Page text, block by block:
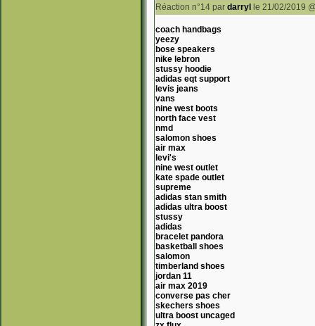
Réaction n°14 par darryl le 21/02/2019
coach handbags
yeezy
bose speakers
nike lebron
stussy hoodie
adidas eqt support
levis jeans
vans
nine west boots
north face vest
nmd
salomon shoes
air max
levi's
nine west outlet
kate spade outlet
supreme
adidas stan smith
adidas ultra boost
stussy
adidas
bracelet pandora
basketball shoes
salomon
timberland shoes
jordan 11
air max 2019
converse pas cher
skechers shoes
ultra boost uncaged